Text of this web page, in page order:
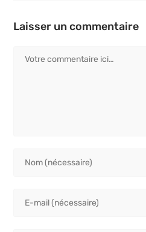
Laisser un commentaire